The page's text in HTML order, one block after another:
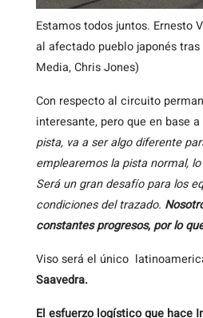
Estamos todos juntos. Ernesto
al afectado pueblo japonés
Media, Chris Jones)
Con respecto al circuito
interesante, pero que en base
pista, va a ser algo diferente
emplearemos la pista normal,
Será un gran desafío para los
condiciones del trazado.
constantes progresos, por lo
Viso será el único
Saavedra.
El esfuerzo logístico que hace